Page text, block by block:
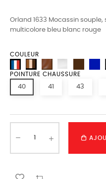
Orland 1633 Mocassin
multicolore bleu blanc rouge
COULEUR
POINTURE CHAUSSURE
40 41 43